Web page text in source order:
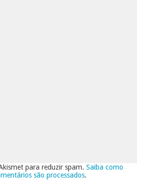
para reduzir spam. Saiba como
são processados.